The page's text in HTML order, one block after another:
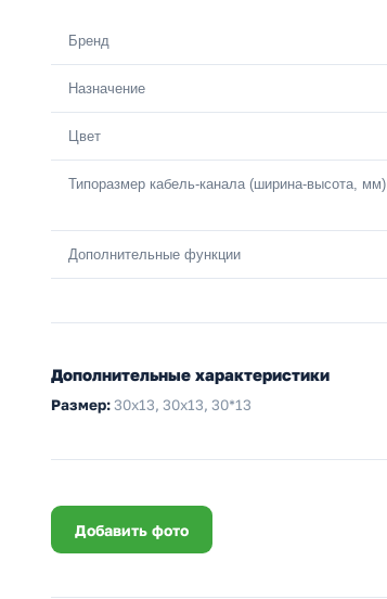
Бренд
Назначение
Цвет
Типоразмер кабель-канала (ширина-высота, мм)
Дополнительные функции
Дополнительные характеристики
Размер:30х13, 30x13, 30*13
Добавить фото